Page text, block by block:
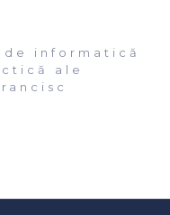
informatică
ale